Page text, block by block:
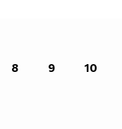
8 9 10